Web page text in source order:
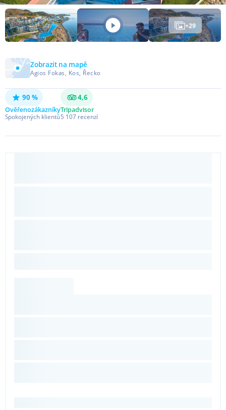
+29
Zobrazit na mapě
Agios Fokas, Kos, Řecko
90 %
Ověřenozákazníky
Spokojených klientů
4,6
Tripadvisor
5 107 recenzí